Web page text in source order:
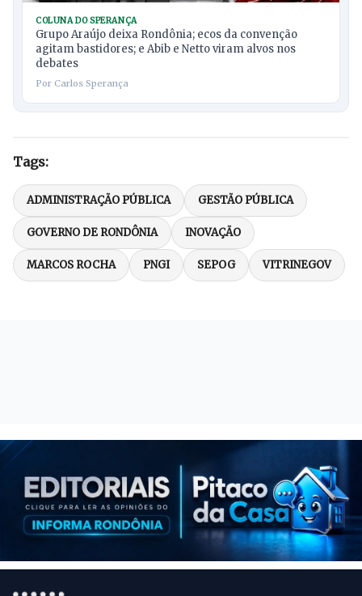
COLUNA DO SPERANÇA
Grupo Araújo deixa Rondônia; ecos da convenção
agitam bastidores; e Abib e Netto viram alvos nos
debates
Por Carlos Sperança
Tags:
ADMINISTRAÇÃO PÚBLICA GESTÃO PÚBLICA
GOVERNO DE RONDÔNIA INOVAÇÃO
MARCOS ROCHA PNGI SEPOG VITRINEGOV